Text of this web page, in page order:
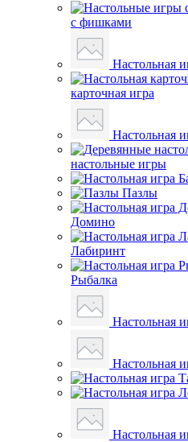
с фишками
Настольная
карточная игра
Настольная
настольные игры
Пазлы
Домино
Лабиринт
Рыбалка
Настольная
Настольная
Настольная